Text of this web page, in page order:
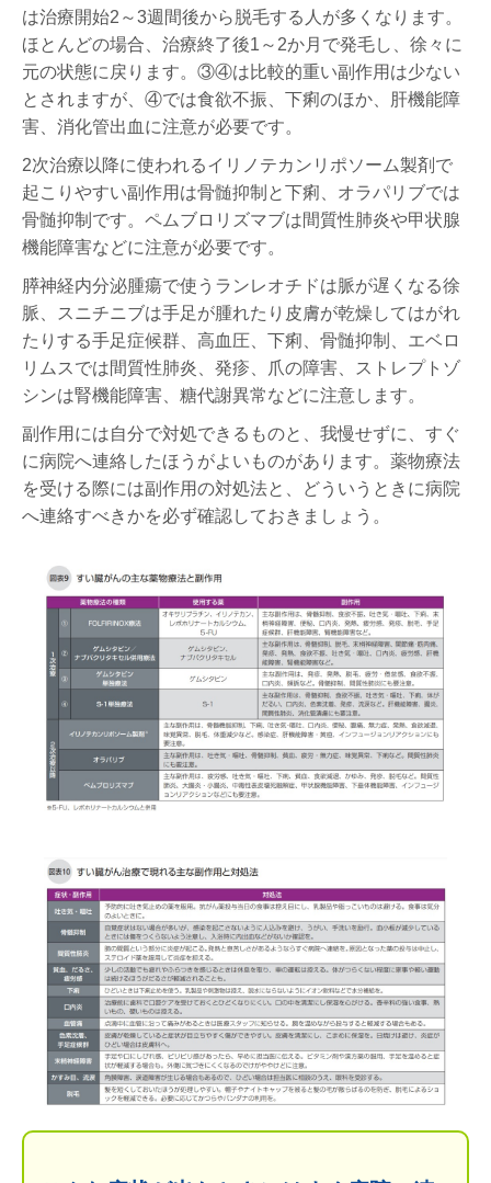
は治療開始2～3週間後から脱毛する人が多くなります。
ほとんどの場合、治療終了後1～2か月で発毛し、徐々に
元の状態に戻ります。③④は比較的重い副作用は少ない
とされますが、④では食欲不振、下痢のほか、肝機能障
害、消化管出血に注意が必要です。
2次治療以降に使われるイリノテカンリポソーム製剤で
起こりやすい副作用は骨髄抑制と下痢、オラパリブでは
骨髄抑制です。ペムブロリズマブは間質性肺炎や甲状腺
機能障害などに注意が必要です。
膵神経内分泌腫瘍で使うランレオチドは脈が遅くなる徐
脈、スニチニブは手足が腫れたり皮膚が乾燥してはがれ
たりする手足症候群、高血圧、下痢、骨髄抑制、エベロ
リムスでは間質性肺炎、発疹、爪の障害、ストレプトゾ
シンは腎機能障害、糖代謝異常などに注意します。
副作用には自分で対処できるものと、我慢せずに、すぐ
に病院へ連絡したほうがよいものがあります。薬物療法
を受ける際には副作用の対処法と、どういうときに病院
へ連絡すべきかを必ず確認しておきましょう。